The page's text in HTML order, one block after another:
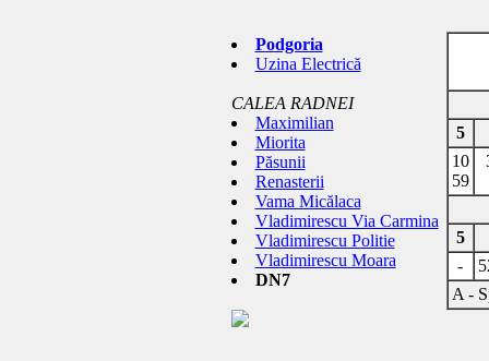
Podgoria
Uzina Electrică
CALEA RADNEI
Maximilian
Miorita
Păsunii
Renasterii
Vama Micălaca
Vladimirescu Via Carmina
Vladimirescu Politie
Vladimirescu Moara
DN7
5
10
59
5
-
A -